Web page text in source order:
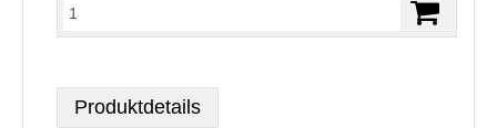
Produktdetails